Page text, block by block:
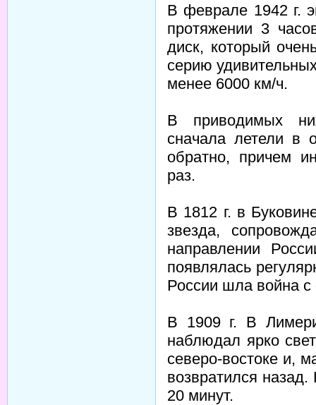
В феврале 1942 г.
протяжении 3
диск, который
серию
менее 6000 км/ч.
В приводимых
сначала летели в
обратно, причем
раз.
В 1812 г. в
звезда,
направлении
появлялась
России шла война
В 1909 г. В
наблюдал ярко
северо-востоке и,
возвратился
20 минут.